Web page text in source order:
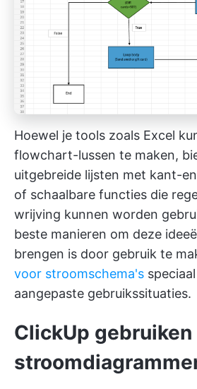
Hoewel je tools zoals Excel
flowchart-lussen te maken,
uitgebreide lijsten met kant-
of schaalbare functies die
wrijving kunnen worden
beste manieren om deze
brengen is door gebruik te
voor stroomschema's
aangepaste gebruikssituaties.
ClickUp gebruiken